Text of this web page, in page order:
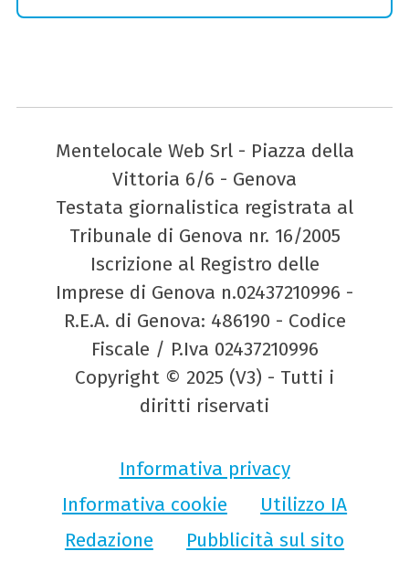
Mentelocale Web Srl - Piazza della
Vittoria 6/6 - Genova
Testata giornalistica registrata al
Tribunale di Genova nr. 16/2005
Iscrizione al Registro delle
Imprese di Genova n.02437210996 -
R.E.A. di Genova: 486190 - Codice
Fiscale / P.Iva 02437210996
Copyright © 2025 (V3) - Tutti i
diritti riservati
Informativa privacy
Informativa cookie
Utilizzo IA
Redazione
Pubblicità sul sito